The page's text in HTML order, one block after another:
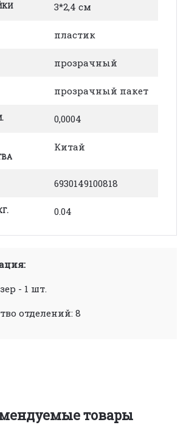
3*2,4 см
пластик
прозрачный
прозрачный пакет
0,0004
Китай
6930149100818
0.04
- 1 шт.
отделений: 8
товары